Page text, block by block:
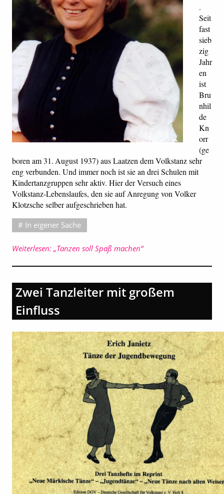
.
Seit
fast
sieb
zig
Jahr
en
ist
Bru
nhil
de
Kn
orr
(ge
boren am 31. August 1937) aus Laatzen dem Volkstanz sehr
eng verbunden. Und immer noch ist sie an drei Schulen mit
Kindertanzgruppen sehr aktiv. Hier der Versuch eines
Volkstanz-Lebenslaufes, den sie auf Anregung von Volker
Klotzsche selber aufgeschrieben hat.
In eigener Sache
Weiterlesen: „Tanzen soll Spaß machen“
Zwei Tanzleiter mit großem
Einfluss